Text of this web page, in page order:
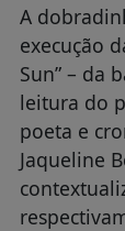
A
execução
Sun” – da
leitura do
poeta e
Jaqueline